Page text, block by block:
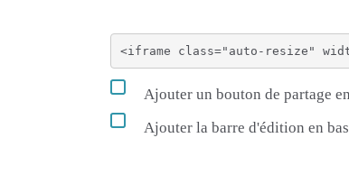
Ajouter un bouton de partage
Ajouter la barre d'édition en